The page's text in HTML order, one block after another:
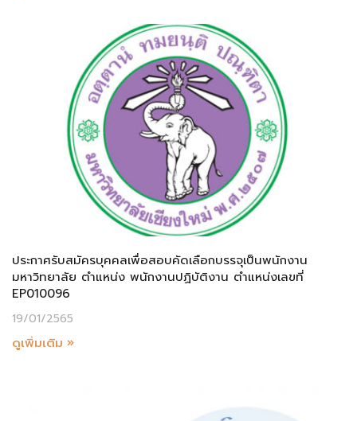
ประกาศรับสมัครบุคคลเพื่อสอบคัดเลือกบรรจุเป็นพนักงาน
มหาวิทยาลัย ตำแหน่ง พนักงานปฏิบัติงาน ตำแหน่งเลขที่
EP010096
19/01/2565
ดูเพิ่มเติม »